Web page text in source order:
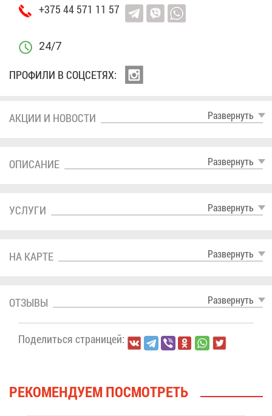
+375 44 571 11 57
24/7
ПРО­ФИ­ЛИ В СОЦ­СЕ­ТЯХ:
Раз­вер­нуть
АК­ЦИИ И НО­ВО­СТИ
Раз­вер­нуть
ОПИ­СА­НИЕ
Раз­вер­нуть
УСЛУ­ГИ
Раз­вер­нуть
НА КАР­ТЕ
Раз­вер­нуть
ОТ­ЗЫ­ВЫ
По­де­лить­ся стра­ни­цей:
РЕ­КО­МЕН­ДУ­ЕМ ПО­СМОТ­РЕТЬ